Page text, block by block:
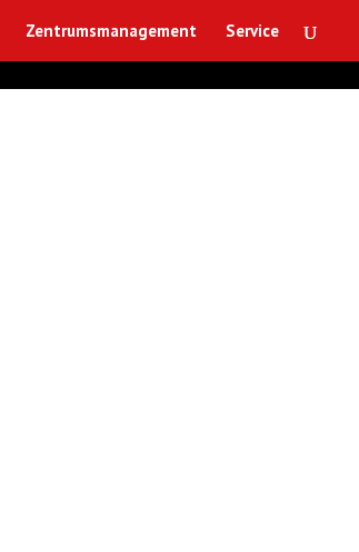
Zentrumsmanagement Service